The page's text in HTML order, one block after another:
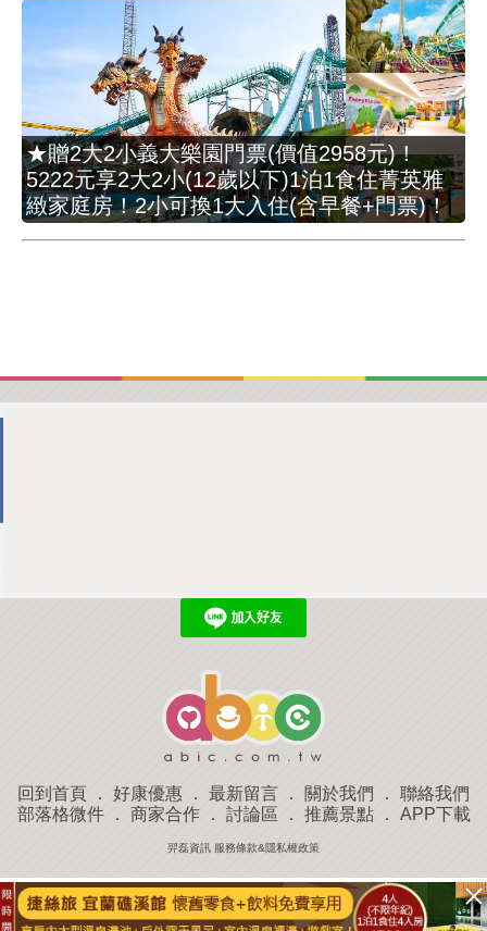
★贈2大2小義大樂園門票(價值2958元)！
5222元享2大2小(12歲以下)1泊1食住菁英雅
緻家庭房！2小可換1大入住(含早餐+門票)！
回到首頁 ． 好康優惠 ． 最新留言 ． 關於我們 ． 聯絡我們
部落格微件． 商家合作． 討論區 ． 推薦景點． APP下載
羿磊資訊 服務條款&隱私權政策